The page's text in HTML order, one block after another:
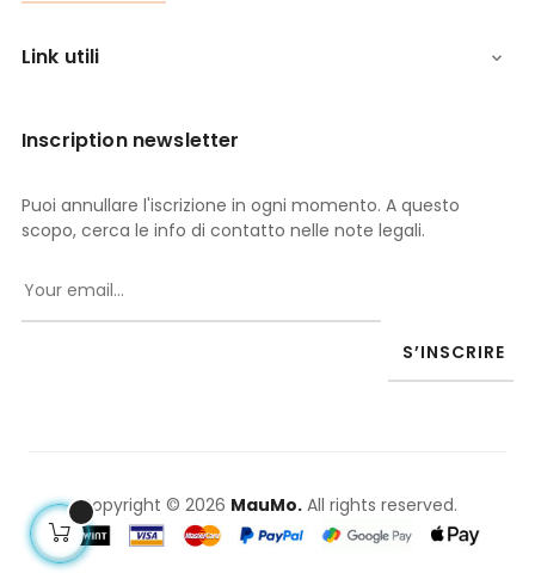
Link utili 
Inscription newsletter
Puoi annullare l'iscrizione in ogni momento. A questo
scopo, cerca le info di contatto nelle note legali.
S’INSCRIRE
Copyright © 2026 MauMo.All rights reserved.